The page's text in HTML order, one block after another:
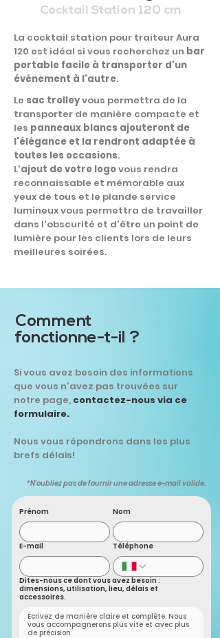
Cocktail Station 120 cm
La cocktail station pour traiteur Aura
120 est idéal si vous recherchez un bar
portable facile à transporter d'un
événement à l'autre.
Le sac trolleyvous permettra de la
transporter de manière compacte et
les panneaux blancs ajouteront de
l'élégance et la rendront adaptée à
toutes les occasions.
L'ajout de votre logovous rendra
reconnaissable et mémorable aux
yeux de tous et le plande service
lumineux vous permettra de travailler
dans l'obscurité et d'être un point de
lumière pour les clients lors de leurs
meilleures soirées.
Comment
fonctionne-t-il ?
Si vous avez besoin des informations
que vous n'avez pas trouvées sur
notre page, contactez-nous via ce
formulaire.
Nous vous répondrons dans les plus
brefs délais!
*N'oubliez pas de fournir une adresse e-mail valide.
Prénom Nom
E-mail Téléphone
Dites-nous ce dont vous avez besoin :
dimensions, utilisation, lieu, délais et
accessoires.